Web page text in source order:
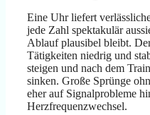
Eine Uhr liefert
jede Zahl spektakulär
Ablauf plausibel bleibt.
Tätigkeiten niedrig und
steigen und nach dem
sinken. Große Sprünge
eher auf Signalprobleme
Herzfrequenzwechsel.